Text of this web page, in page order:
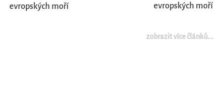
evropských moří
evropských moří
zobrazit více článků...